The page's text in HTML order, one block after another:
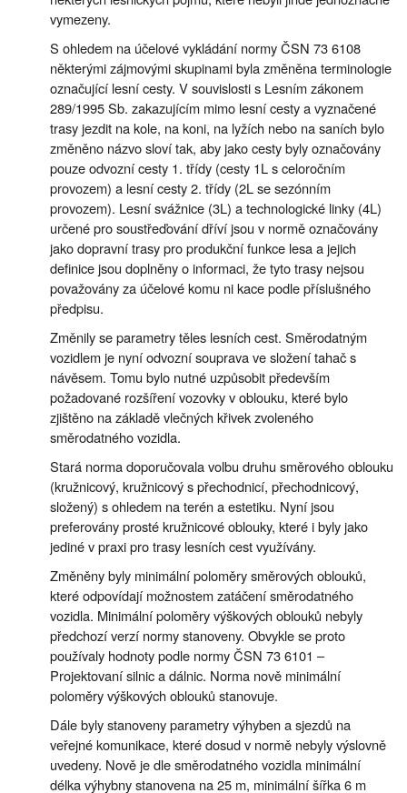
vymezeny.
S ohledem na účelové vykládání normy ČSN 73 6108
některými zájmovými skupinami byla změněna terminologie
označující lesní cesty. V souvislosti s Lesním zákonem
289/1995 Sb. zakazujícím mimo lesní cesty a vyznačené
trasy jezdit na kole, na koni, na lyžích nebo na saních bylo
změněno názvo sloví tak, aby jako cesty byly označovány
pouze odvozní cesty 1. třídy (cesty 1L s celoročním
provozem) a lesní cesty 2. třídy (2L se sezónním
provozem). Lesní svážnice (3L) a technologické linky (4L)
určené pro soustřeďování dříví jsou v normě označovány
jako dopravní trasy pro produkční funkce lesa a jejich
definice jsou doplněny o informaci, že tyto trasy nejsou
považovány za účelové komu ni kace podle příslušného
předpisu.
Změnily se parametry těles lesních cest. Směrodatným
vozidlem je nyní odvozní souprava ve složení tahač s
návěsem. Tomu bylo nutné uzpůsobit především
požadované rozšíření vozovky v oblouku, které bylo
zjištěno na základě vlečných křivek zvoleného
směrodatného vozidla.
Stará norma doporučovala volbu druhu směrového oblouku
(kružnicový, kružnicový s přechodnicí, přechodnicový,
složený) s ohledem na terén a estetiku. Nyní jsou
preferovány prosté kružnicové oblouky, které i byly jako
jediné v praxi pro trasy lesních cest využívány.
Změněny byly minimální poloměry směrových oblouků,
které odpovídají možnostem zatáčení směrodatného
vozidla. Minimální poloměry výškových oblouků nebyly
předchozí verzí normy stanoveny. Obvykle se proto
používaly hodnoty podle normy ČSN 73 6101 –
Projektovaní silnic a dálnic. Norma nově minimální
poloměry výškových oblouků stanovuje.
Dále byly stanoveny parametry výhyben a sjezdů na
veřejné komunikace, které dosud v normě nebyly výslovně
uvedeny. Nově je dle směrodatného vozidla minimální
délka výhybny stanovena na 25 m, minimální šířka 6 m